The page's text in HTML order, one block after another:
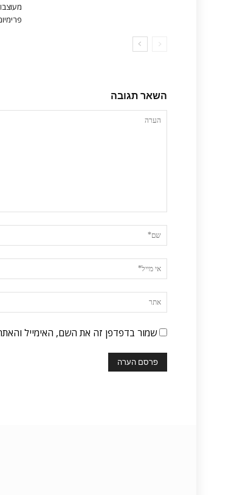
השאר תגובה
שמור בדפדפן זה את השם, האימייל